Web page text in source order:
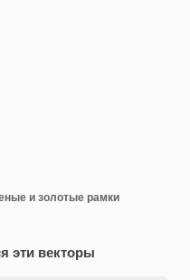
и золотые рамки
эти векторы